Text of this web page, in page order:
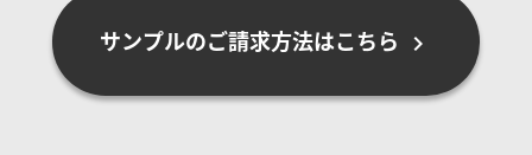
サンプルのご請求方法はこちら chevron_right